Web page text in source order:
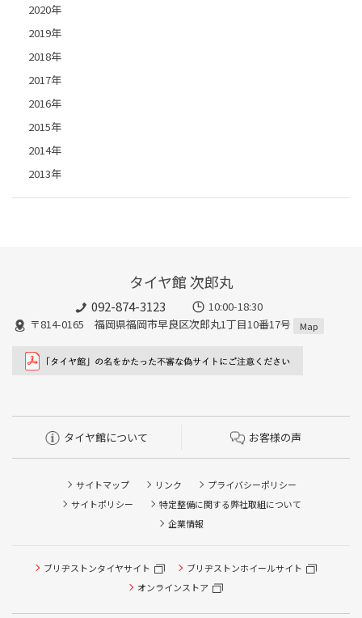
2020年
2019年
2018年
2017年
2016年
2015年
2014年
2013年
タイヤ館 次郎丸
092-874-3123
10:00-18:30
〒814-0165 福岡県福岡市早良区次郎丸1丁目10番17号
Map
タイヤ館について お客様の声
サイトマップ リンク
プライバシーポリシー
サイトポリシー
特定整備に関する弊社取組について
企業情報
ブリヂストンタイヤサイト
ブリヂストンホイールサイト
オンラインストア
タイヤ点検・安全点検/タイヤ履き替え/オイル交換/その他
ピット作業の予約